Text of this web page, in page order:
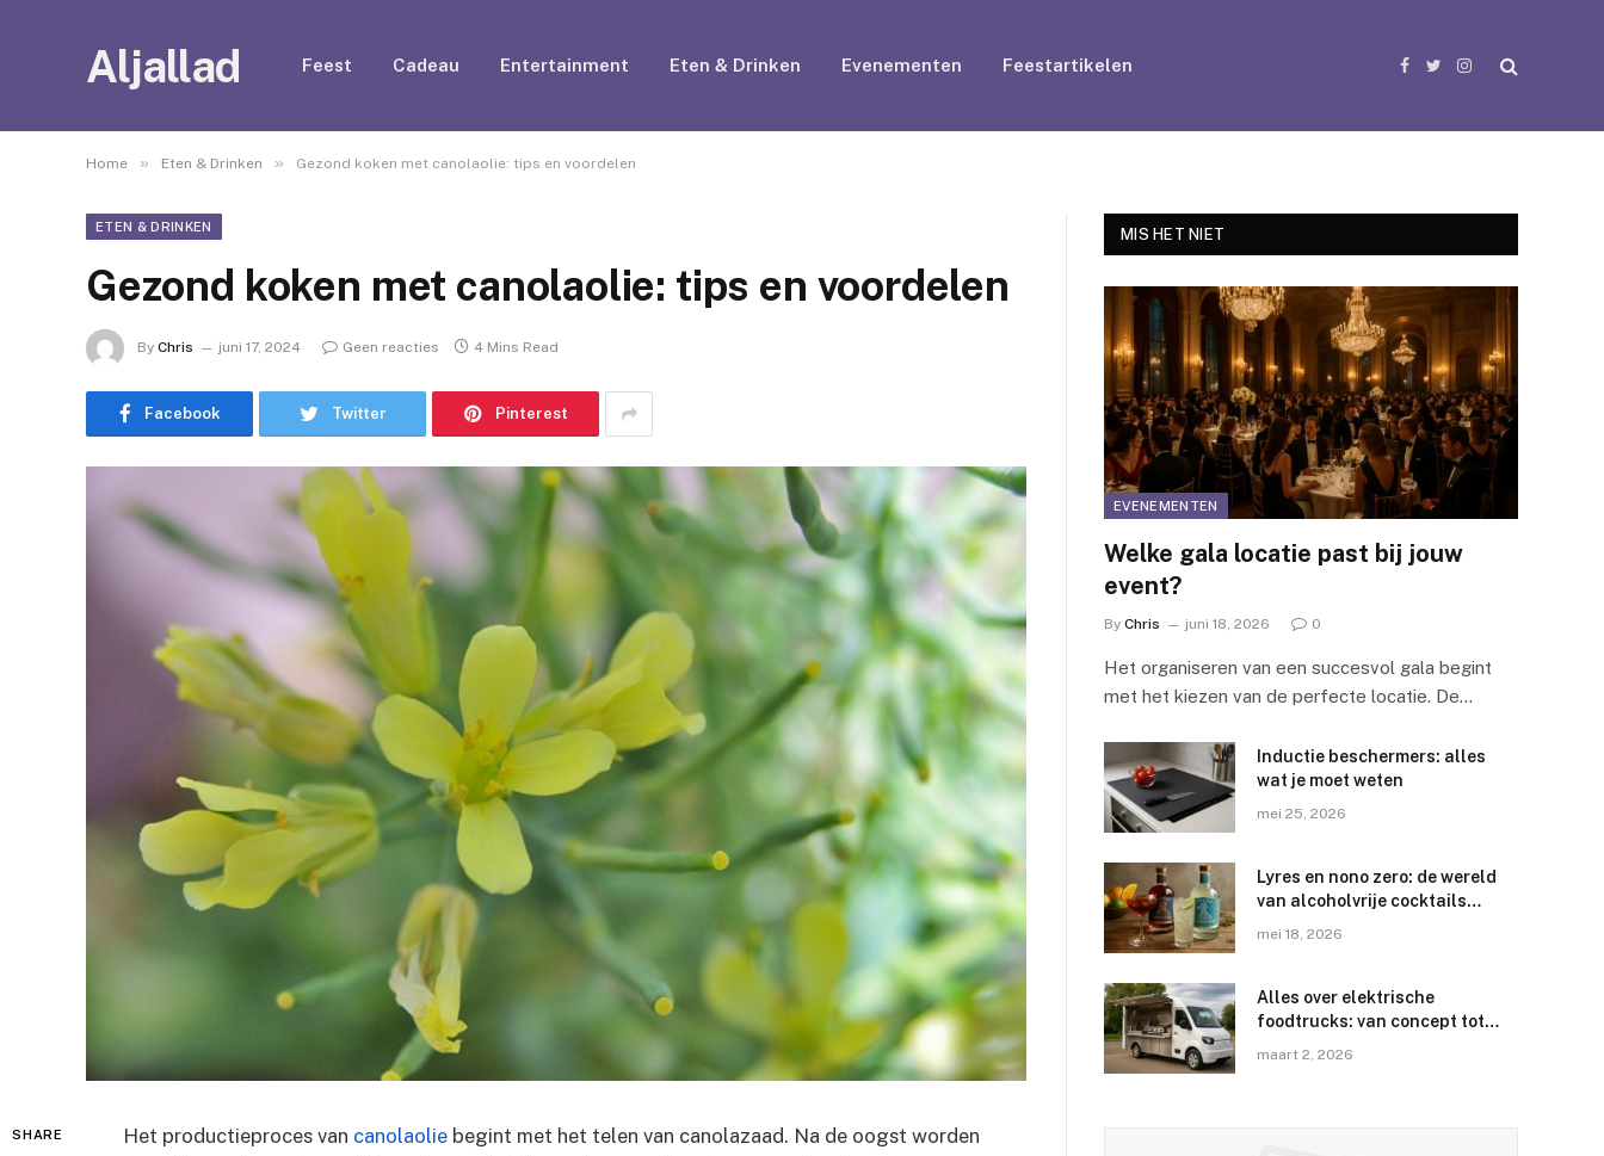
Aljallad Feest Cadeau Entertainment Eten & Drinken Evenementen Feestartikelen
Facebook
TwitterInstagram
Home » Eten & Drinken » Gezond koken met canolaolie: tips en voordelen
ETEN & DRINKEN
Gezond koken met canolaolie: tips en voordelen
By Chris juni 17, 2024 Geen reacties 4 Mins Read
Facebook Twitter Pinterest
SHARE Het productieproces van canolaolie begint met het telen van canolazaad. Na de oogst worden
MIS HET NIET
EVENEMENTEN
Welke gala locatie past bij jouw
event?
By Chris juni 18, 2026 0
Het organiseren van een succesvol gala begint
met het kiezen van de perfecte locatie. De…
Inductie beschermers: alles
wat je moet weten
mei 25, 2026
Lyres en nono zero: de wereld
van alcoholvrije cocktails
mei 18, 2026
Alles over elektrische
foodtrucks: van concept tot
maart 2, 2026